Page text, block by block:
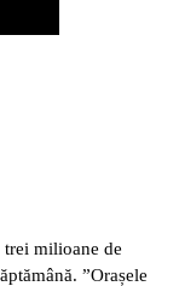
trei milioane de
”Orașele